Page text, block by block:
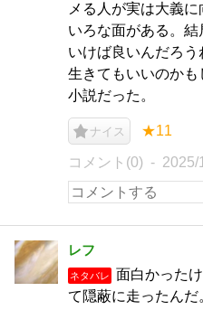
メる人が実は大義
いろな面がある。
いけば良いんだろ
生きてもいいのか
小説だった。
ナイス ★11
コメント(0) 2025/
レフ
ネタバレ
面白かった
て隠蔽に走ったん